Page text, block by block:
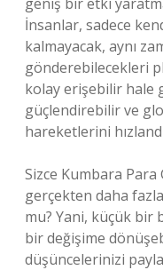
İnsanlar, sadece
kalmayacak, aynı
gönderebilecekleri
kolay erişebilir hale
güçlendirebilir ve
hareketlerini
Sizce Kumbara Para
gerçekten daha
mu? Yani, küçük bir
bir değişime
düşüncelerinizi